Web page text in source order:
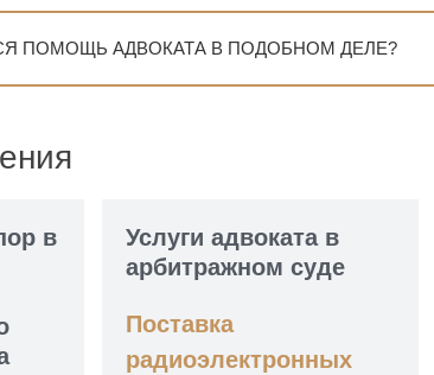
ПОМОЩЬ АДВОКАТА В ПОДОБНОМ ДЕЛЕ?
в
Услуги адвоката в
арбитражном суде
Поставка
радиоэлектронных